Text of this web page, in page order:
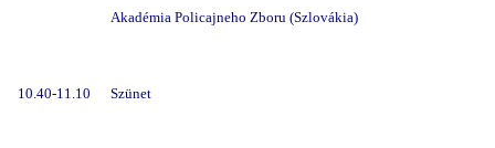
Akadémia Policajneho Zboru (Szlovákia)
10.40-11.10 Szünet